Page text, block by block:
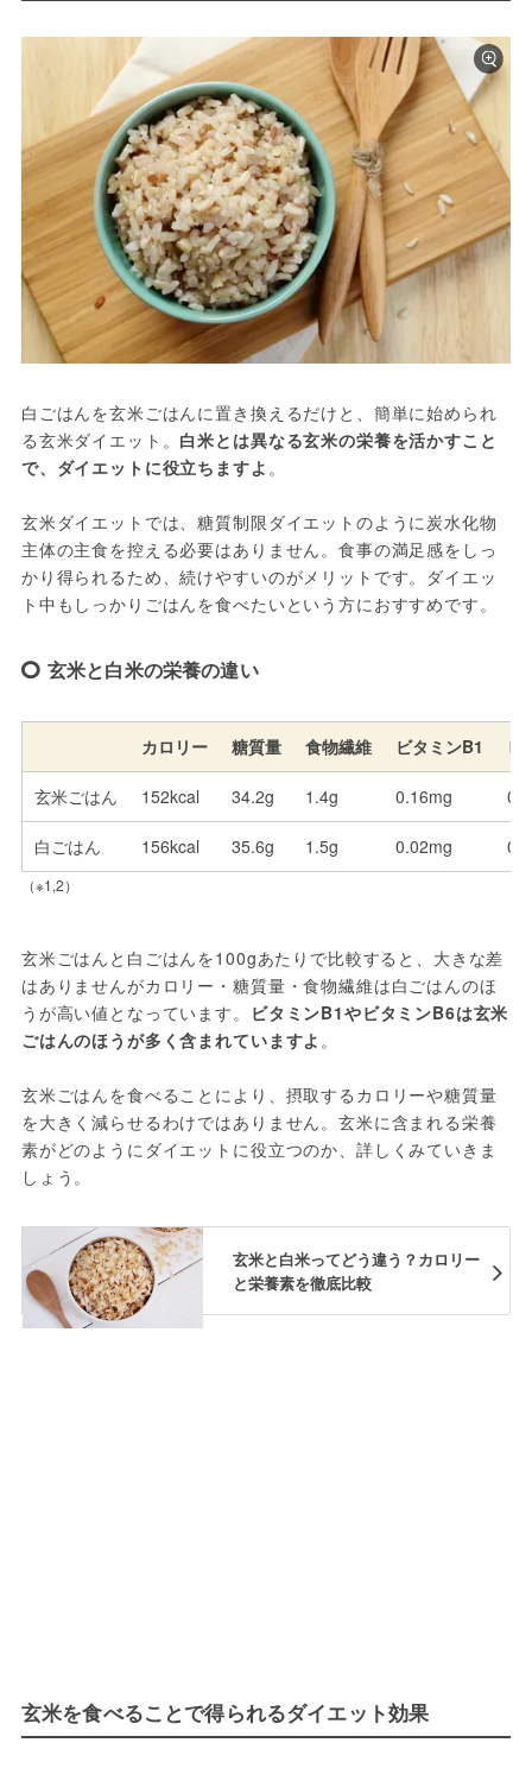
白ごはんを玄米ごはんに置き換えるだけと、簡単に始められ
る玄米ダイエット。 白米とは異なる玄米の栄養を活かすこと
で、ダイエットに役立ちますよ 。
玄米ダイエットでは、糖質制限ダイエットのように炭水化物
主体の主食を控える必要はありません。食事の満足感をしっ
かり得られるため、続けやすいのがメリットです。ダイエッ
ト中もしっかりごはんを食べたいという方におすすめです。
玄米と白米の栄養の違い
カロリー 糖質量 食物繊維 ビタミンB1 ビ
玄米ごはん 152kcal 34.2g 1.4g 0.16mg
白ごはん 156kcal 35.6g 1.5g 0.02mg
（※1,2）
玄米ごはんと白ごはんを100gあたりで比較すると、大きな差
はありませんがカロリー・糖質量・食物繊維は白ごはんのほ
うが高い値となっています。 ビタミンB1やビタミンB6は玄米
ごはんのほうが多く含まれていますよ 。
玄米ごはんを食べることにより、摂取するカロリーや糖質量
を大きく減らせるわけではありません。玄米に含まれる栄養
素がどのようにダイエットに役立つのか、詳しくみていきま
しょう。
玄米と白米ってどう違う？カロリー
と栄養素を徹底比較
玄米を食べることで得られるダイエット効果